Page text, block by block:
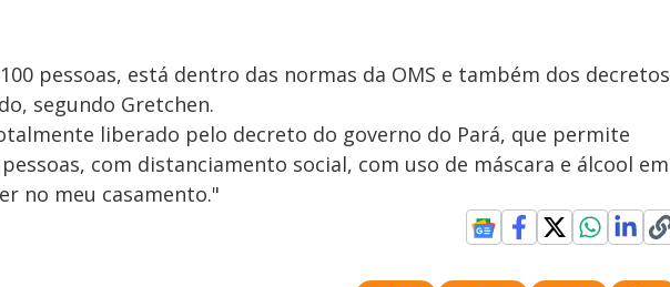
o
pessoas, está dentro das normas da OMS e também dos decretos
segundo Gretchen.
liberado pelo decreto do governo do Pará, que permite
com distanciamento social, com uso de máscara e álcool em
no meu casamento."